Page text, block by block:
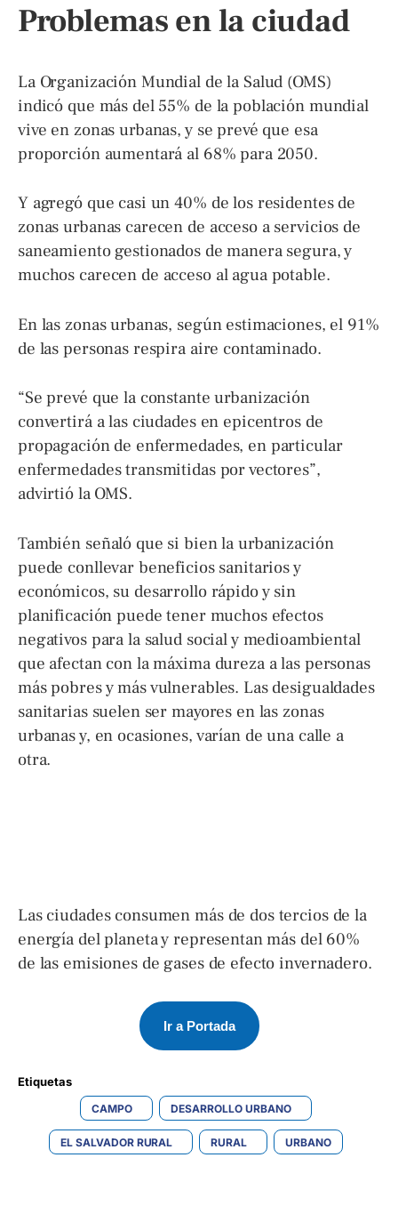
Problemas en la ciudad
La Organización Mundial de la Salud (OMS)
indicó que más del 55% de la población mundial
vive en zonas urbanas, y se prevé que esa
proporción aumentará al 68% para 2050.
Y agregó que casi un 40% de los residentes de
zonas urbanas carecen de acceso a servicios de
saneamiento gestionados de manera segura, y
muchos carecen de acceso al agua potable.
En las zonas urbanas, según estimaciones, el 91%
de las personas respira aire contaminado.
“Se prevé que la constante urbanización
convertirá a las ciudades en epicentros de
propagación de enfermedades, en particular
enfermedades transmitidas por vectores”,
advirtió la OMS.
También señaló que si bien la urbanización
puede conllevar beneficios sanitarios y
económicos, su desarrollo rápido y sin
planificación puede tener muchos efectos
negativos para la salud social y medioambiental
que afectan con la máxima dureza a las personas
más pobres y más vulnerables. Las desigualdades
sanitarias suelen ser mayores en las zonas
urbanas y, en ocasiones, varían de una calle a
otra.
Las ciudades consumen más de dos tercios de la
energía del planeta y representan más del 60%
de las emisiones de gases de efecto invernadero.
Ir a Portada
Etiquetas
CAMPO DESARROLLO URBANO
EL SALVADOR RURAL RURAL URBANO